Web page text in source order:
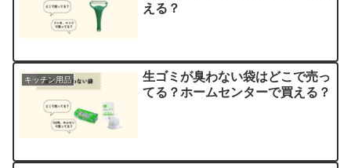
える？
キッチン用品
生ゴミが臭わない袋はどこで売っ
てる？ホームセンターで買える？